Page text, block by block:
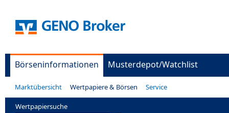
Börseninformationen Musterdepot/Watchlist
Marktübersicht Wertpapiere & Börsen Service
Wertpapiersuche